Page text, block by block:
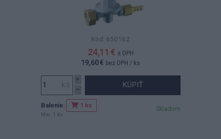
Kód: 650162
24,11 € s DPH
19,60 € bez DPH / ks
KÚPIŤ
Balenie: 1 ks
Min. 1 ks
Skladom